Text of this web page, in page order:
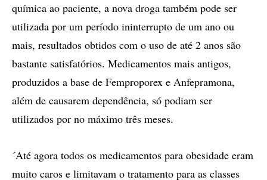
química ao paciente, a nova droga também pode ser
utilizada por um período ininterrupto de um ano ou
mais, resultados obtidos com o uso de até 2 anos são
bastante satisfatórios. Medicamentos mais antigos,
produzidos a base de Femproporex e Anfepramona,
além de causarem dependência, só podiam ser
utilizados por no máximo três meses.
´Até agora todos os medicamentos para obesidade eram
muito caros e limitavam o tratamento para as classes